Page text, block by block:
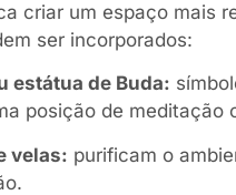
criar um espaço mais
ser incorporados:
estátua de Buda:
posição de meditação
velas: purificam o